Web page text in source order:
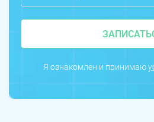
Я ознакомлен и принимаю